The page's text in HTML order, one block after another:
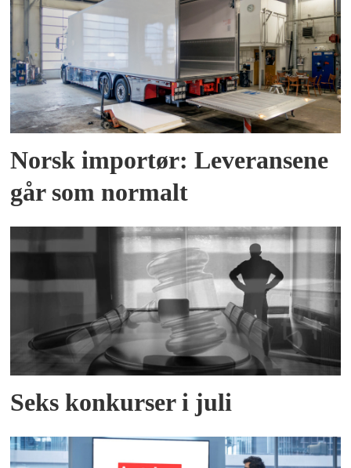
Norsk importør: Leveransene
går som normalt
Seks konkurser i juli